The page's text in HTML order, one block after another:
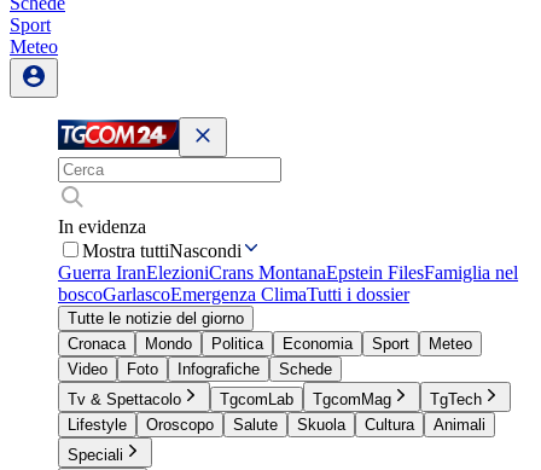
Sport
Meteo
In evidenza
Mostra tuttiNascondi
Guerra IranElezioniCrans MontanaEpstein FilesFamiglia nel
boscoGarlascoEmergenza ClimaTutti i dossier
Tutte le notizie del giorno
Cronaca
Mondo Politica Economia Sport
Meteo
Video
Foto Infografiche
Schede
Tv & Spettacolo
TgcomLab TgcomMag
TgTech
Lifestyle
Oroscopo Salute Skuola Cultura
Animali
Speciali